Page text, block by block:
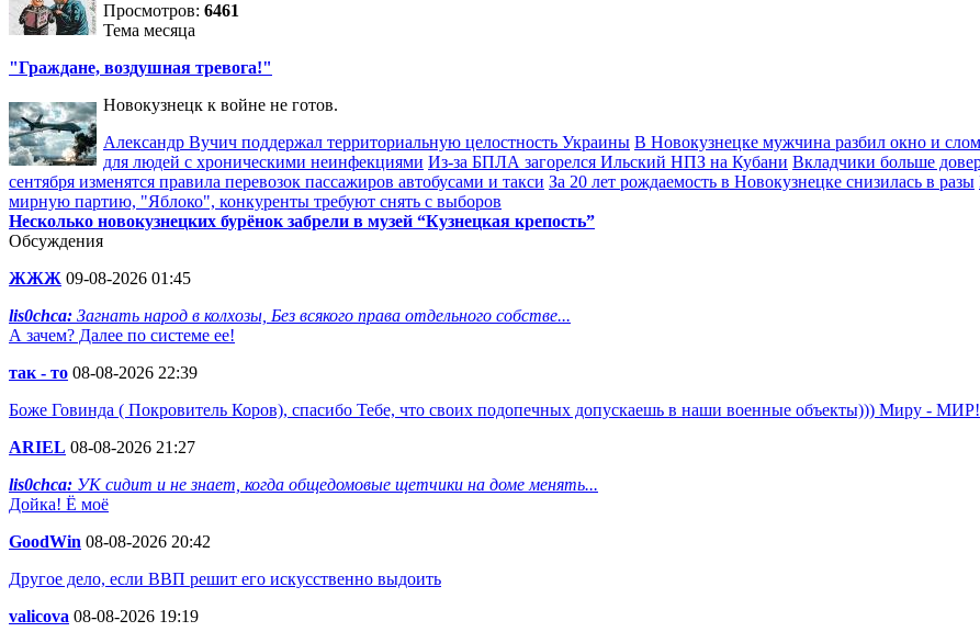
Просмотров: 6461
Тема месяца
"Граждане, воздушная тревога!"
Новокузнецк к войне не готов.
Александр Вучич поддержал территориальную целостность Украины В Новокузнецке мужчина разбил окно и
для людей с хроническими неинфекциями Из-за БПЛА загорелся Ильский НПЗ на Кубани Вкладчики больше
сентября изменятся правила перевозок пассажиров автобусами и такси За 20 лет рождаемость в Новокузнецке снизилась в разы
мирную партию, "Яблоко", конкуренты требуют снять с выборов
Несколько новокузнецких бурёнок забрели в музей “Кузнецкая крепость”
Обсуждения
ЖЖЖ 09-08-2026 01:45
lis0chca: Загнать народ в колхозы, Без всякого права отдельного собстве...
А зачем? Далее по системе ее!
так - то 08-08-2026 22:39
Боже Говинда ( Покровитель Коров), спасибо Тебе, что своих подопечных допускаешь в наши военные объекты))) Миру - МИР!
ARIEL 08-08-2026 21:27
lis0chca: УК сидит и не знает, когда общедомовые щетчики на доме менять...
Дойка! Ё моё
GoodWin 08-08-2026 20:42
Другое дело, если ВВП решит его искусственно выдоить
valicova 08-08-2026 19:19